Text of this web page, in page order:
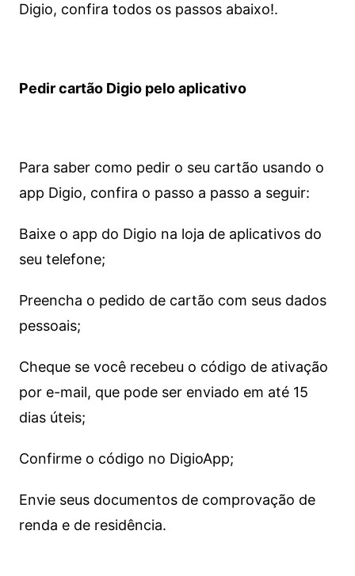
Digio, confira todos os passos abaixo!.
Pedir cartão Digio pelo aplicativo
Para saber como pedir o seu cartão usando o
app Digio, confira o passo a passo a seguir:
Baixe o app do Digio na loja de aplicativos do
seu telefone;
Preencha o pedido de cartão com seus dados
pessoais;
Cheque se você recebeu o código de ativação
por e-mail, que pode ser enviado em até 15
dias úteis;
Confirme o código no DigioApp;
Envie seus documentos de comprovação de
renda e de residência.